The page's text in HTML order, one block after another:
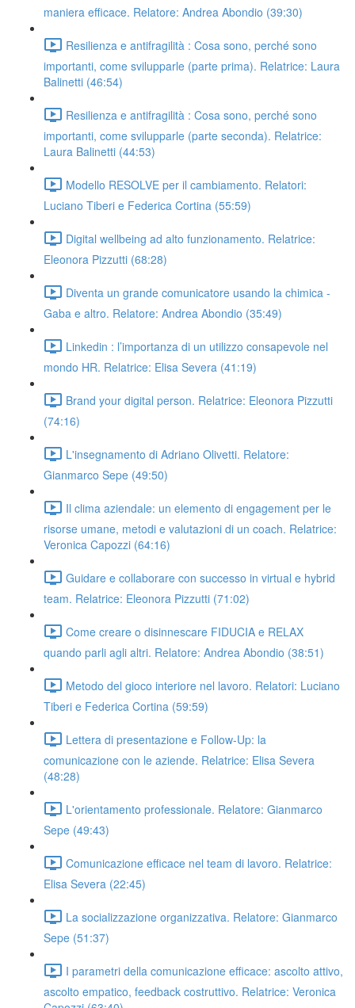
maniera efficace. Relatore: Andrea Abondio (39:30)
Resilienza e antifragilità : Cosa sono, perché sono
importanti, come svilupparle (parte prima). Relatrice: Laura
Balinetti (46:54)
Resilienza e antifragilità : Cosa sono, perché sono
importanti, come svilupparle (parte seconda). Relatrice:
Laura Balinetti (44:53)
Modello RESOLVE per il cambiamento. Relatori:
Luciano Tiberi e Federica Cortina (55:59)
Digital wellbeing ad alto funzionamento. Relatrice:
Eleonora Pizzutti (68:28)
Diventa un grande comunicatore usando la chimica -
Gaba e altro. Relatore: Andrea Abondio (35:49)
Linkedin : l’importanza di un utilizzo consapevole nel
mondo HR. Relatrice: Elisa Severa (41:19)
Brand your digital person. Relatrice: Eleonora Pizzutti
(74:16)
L'insegnamento di Adriano Olivetti. Relatore:
Gianmarco Sepe (49:50)
Il clima aziendale: un elemento di engagement per le
risorse umane, metodi e valutazioni di un coach. Relatrice:
Veronica Capozzi (64:16)
Guidare e collaborare con successo in virtual e hybrid
team. Relatrice: Eleonora Pizzutti (71:02)
Come creare o disinnescare FIDUCIA e RELAX
quando parli agli altri. Relatore: Andrea Abondio (38:51)
Metodo del gioco interiore nel lavoro. Relatori: Luciano
Tiberi e Federica Cortina (59:59)
Lettera di presentazione e Follow-Up: la
comunicazione con le aziende. Relatrice: Elisa Severa
(48:28)
L'orientamento professionale. Relatore: Gianmarco
Sepe (49:43)
Comunicazione efficace nel team di lavoro. Relatrice:
Elisa Severa (22:45)
La socializzazione organizzativa. Relatore: Gianmarco
Sepe (51:37)
I parametri della comunicazione efficace: ascolto attivo,
ascolto empatico, feedback costruttivo. Relatrice: Veronica